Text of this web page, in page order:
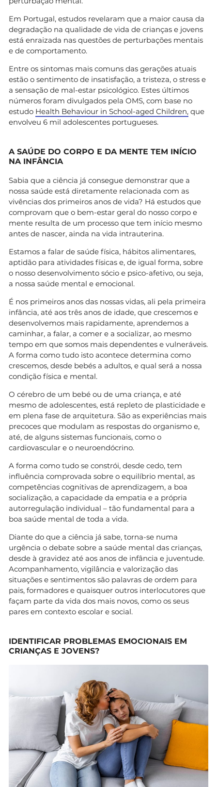
Em Portugal, estudos revelaram que a maior causa da
degradação na qualidade de vida de crianças e jovens
está enraizada nas questões de perturbações mentais
e de comportamento.
Entre os sintomas mais comuns das gerações atuais
estão o sentimento de insatisfação, a tristeza, o stress e
a sensação de mal-estar psicológico. Estes últimos
números foram divulgados pela OMS, com base no
estudo Health Behaviour in School-aged Children, que
envolveu 6 mil adolescentes portugueses.
A SAÚDE DO CORPO E DA MENTE TEM INÍCIO
NA INFÂNCIA
Sabia que a ciência já consegue demonstrar que a
nossa saúde está diretamente relacionada com as
vivências dos primeiros anos de vida? Há estudos que
comprovam que o bem-estar geral do nosso corpo e
mente resulta de um processo que tem início mesmo
antes de nascer, ainda na vida intrauterina.
Estamos a falar de saúde física, hábitos alimentares,
aptidão para atividades físicas e, de igual forma, sobre
o nosso desenvolvimento sócio e psico-afetivo, ou seja,
a nossa saúde mental e emocional.
É nos primeiros anos das nossas vidas, ali pela primeira
infância, até aos três anos de idade, que crescemos e
desenvolvemos mais rapidamente, aprendemos a
caminhar, a falar, a comer e a socializar, ao mesmo
tempo em que somos mais dependentes e vulneráveis.
A forma como tudo isto acontece determina como
crescemos, desde bebés a adultos, e qual será a nossa
condição física e mental.
O cérebro de um bebé ou de uma criança, e até
mesmo de adolescentes, está repleto de plasticidade e
em plena fase de arquitetura. São as experiências mais
precoces que modulam as respostas do organismo e,
até, de alguns sistemas funcionais, como o
cardiovascular e o neuroendócrino.
A forma como tudo se constrói, desde cedo, tem
influência comprovada sobre o equilíbrio mental, as
competências cognitivas de aprendizagem, a boa
socialização, a capacidade da empatia e a própria
autorregulação individual – tão fundamental para a
boa saúde mental de toda a vida.
Diante do que a ciência já sabe, torna-se numa
urgência o debate sobre a saúde mental das crianças,
desde à gravidez até aos anos de infância e juventude.
Acompanhamento, vigilância e valorização das
situações e sentimentos são palavras de ordem para
pais, formadores e quaisquer outros interlocutores que
façam parte da vida dos mais novos, como os seus
pares em contexto escolar e social.
IDENTIFICAR PROBLEMAS EMOCIONAIS EM
CRIANÇAS E JOVENS?